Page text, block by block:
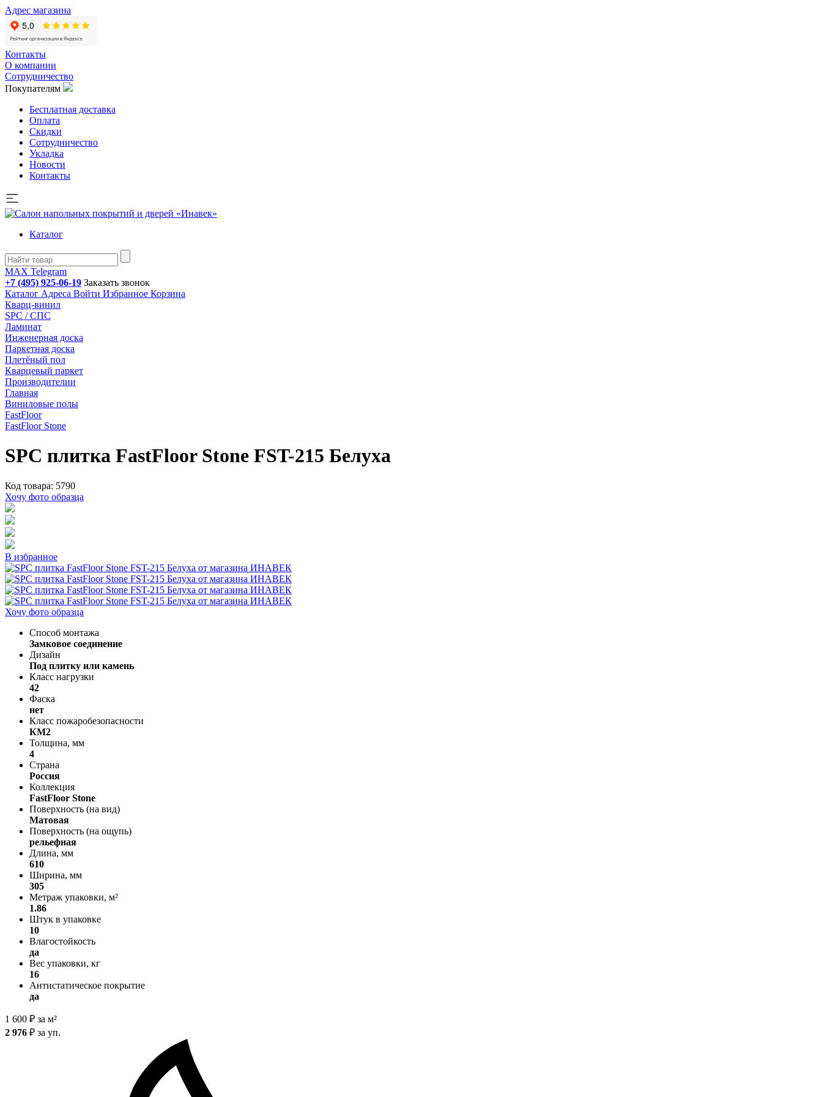
Адрес магазина
Контакты
О компании
Сотрудничество
Покупателям
Бесплатная доставка
Оплата
Скидки
Сотрудничество
Укладка
Новости
Контакты
Каталог
MAX Telegram
+7 (495) 925-06-19 Заказать звонок
Каталог Адреса Войти Избранное Корзина
Кварц-винил
SPC / СПС
Ламинат
Инженерная доска
Паркетная доска
Плетёный пол
Кварцевый паркет
Производителии
Главная
Виниловые полы
FastFloor
FastFloor Stone
SPC плитка FastFloor Stone FST-215 Белуха
Код товара: 5790
Хочу фото образца
В избранное
Хочу фото образца
Способ монтажа
Замковое соединение
Дизайн
Под плитку или камень
Класс нагрузки
42
Фаска
нет
Класс пожаробезопасности
КМ2
Толщина, мм
4
Страна
Россия
Коллекция
FastFloor Stone
Поверхность (на вид)
Матовая
Поверхность (на ощупь)
рельефная
Длина, мм
610
Ширина, мм
305
Метраж упаковки, м²
1.86
Штук в упаковке
10
Влагостойкость
да
Вес упаковки, кг
16
Антистатическое покрытие
да
1 600 ₽ за м²
2 976 ₽ за уп.